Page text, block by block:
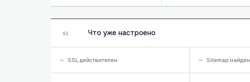
02 Что уже настроено
SSL действителен Sitemap найден